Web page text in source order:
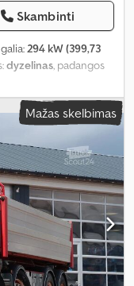
Skambinti
294 kW (399,73
dyzelinas, padangos
kabina:dieninė
12, emisijos
3 680 mm, krovimo
2 400 mm, krovos
, Įranga:ABS,
elektriškai
oro
kontrolė
Mažas skelbimas